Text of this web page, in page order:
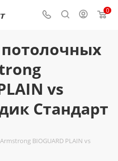
0
vs
Стандарт
BIOGUARD PLAIN vs